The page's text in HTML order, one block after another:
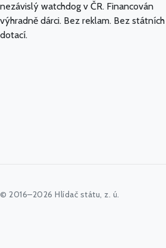
nezávislý watchdog v ČR. Financován
výhradně dárci. Bez reklam. Bez státních
dotací.
© 2016–2026 Hlídač státu, z. ú.